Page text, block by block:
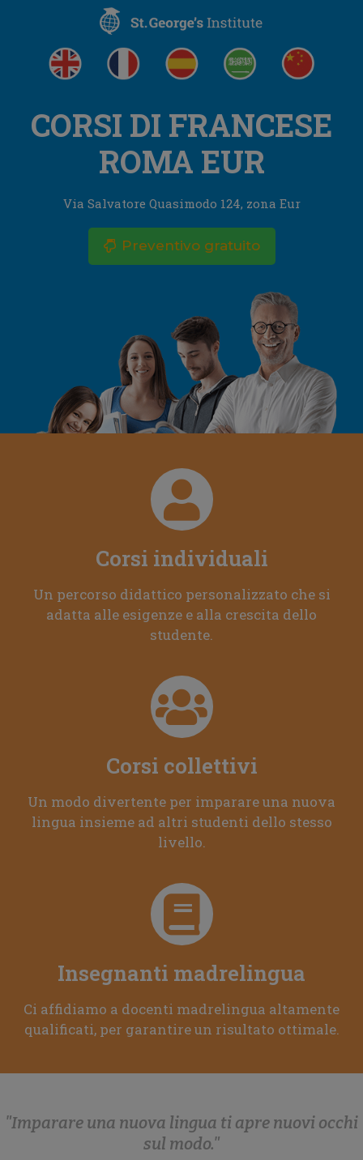
CORSI DI FRANCESE
ROMA EUR
Via Salvatore Quasimodo 124, zona Eur
Preventivo gratuito
Corsi individuali
Un percorso didattico personalizzato che si
adatta alle esigenze e alla crescita dello
studente.
Corsi collettivi
Un modo divertente per imparare una nuova
lingua insieme ad altri studenti dello stesso
livello.
Insegnanti madrelingua
Ci affidiamo a docenti madrelingua altamente
qualificati, per garantire un risultato ottimale.
"Imparare una nuova lingua ti apre nuovi occhi
sul modo."